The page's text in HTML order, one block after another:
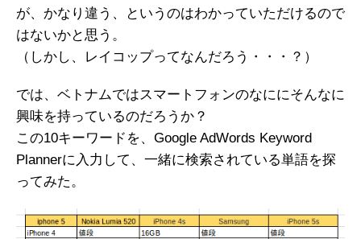
が、かなり違う、というのはわかっていただけるので
はないかと思う。
（しかし、レイコップってなんだろう・・・？）
では、ベトナムではスマートフォンのなににそんなに
興味を持っているのだろうか？
この10キーワードを、Google AdWords Keyword
Plannerに入力して、一緒に検索されている単語を探
ってみた。